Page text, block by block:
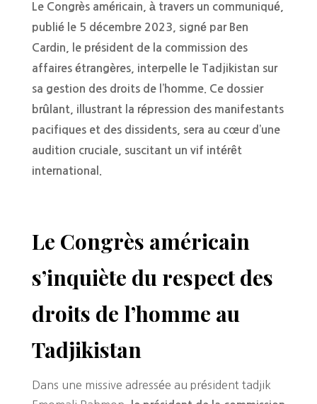
Le Congrès américain, à travers un communiqué,
publié le 5 décembre 2023, signé par Ben
Cardin, le président de la commission des
affaires étrangères, interpelle le Tadjikistan sur
sa gestion des droits de l’homme. Ce dossier
brûlant, illustrant la répression des manifestants
pacifiques et des dissidents, sera au cœur d’une
audition cruciale, suscitant un vif intérêt
international.
Le Congrès américain
s’inquiète du respect des
droits de l’homme au
Tadjikistan
Dans une missive adressée au président tadjik